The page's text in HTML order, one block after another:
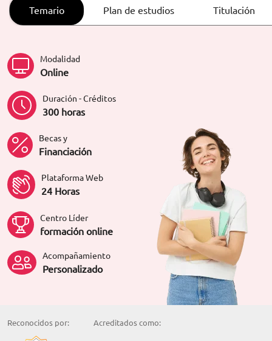
ORIENTACIÓN LABORAL
Temario Plan de estudios Titulación
Modalidad
Online
Duración - Créditos
300 horas
Becas y
Financiación
Plataforma Web
24 Horas
Centro Líder
formación online
Acompañamiento
Personalizado
Reconocidos por: Acreditados como: